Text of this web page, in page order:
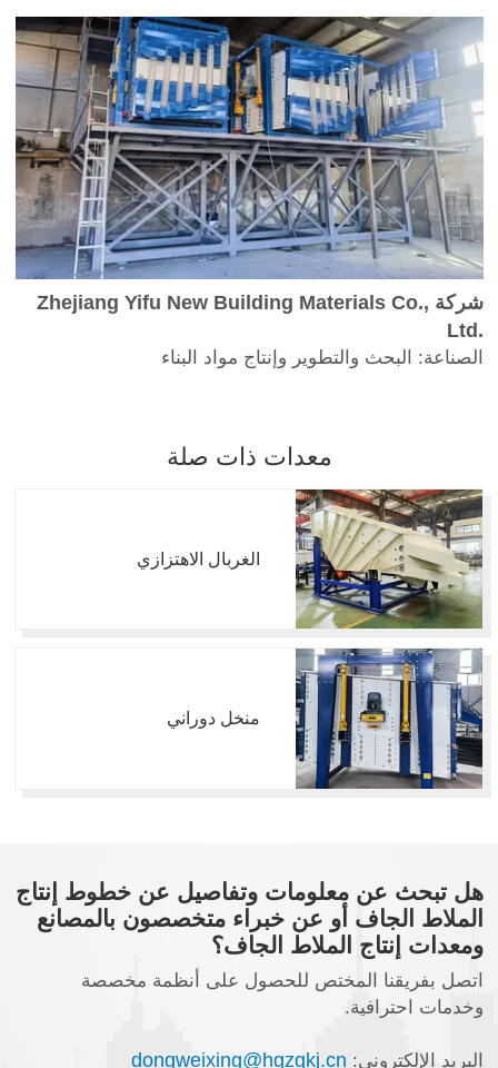
شركة Zhejiang Yifu New Building Materials Co.,
Ltd.
الصناعة: البحث والتطوير وإنتاج مواد البناء
معدات ذات صلة
الغربال الاهتزازي
منخل دوراني
هل تبحث عن معلومات وتفاصيل عن خطوط إنتاج
الملاط الجاف أو عن خبراء متخصصون بالمصانع
ومعدات إنتاج الملاط الجاف؟
اتصل بفريقنا المختص للحصول على أنظمة مخصصة
وخدمات احترافية.
البريد الإلكتروني: dongweixing@hgzgkj.cn